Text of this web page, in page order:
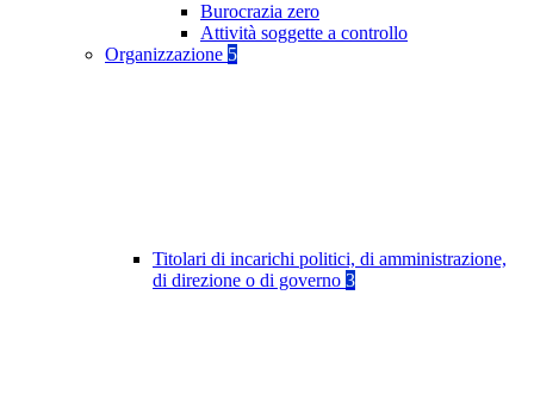
Burocrazia zero
Attività soggette a controllo
Organizzazione 5
Titolari di incarichi politici, di amministrazione,
di direzione o di governo 3